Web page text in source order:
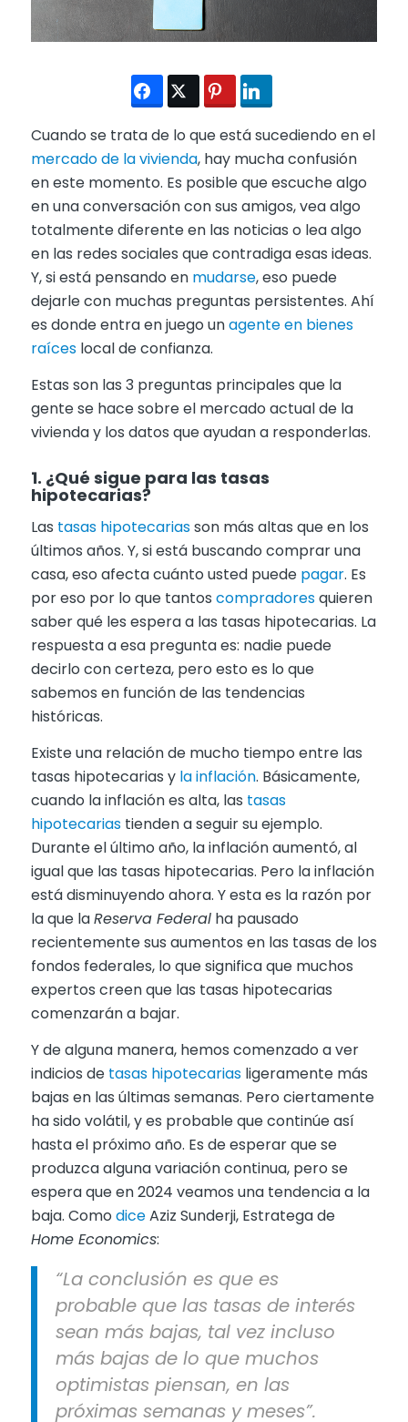
Cuando se trata de lo que está sucediendo en el
mercado de la vivienda, hay mucha confusión
en este momento. Es posible que escuche algo
en una conversación con sus amigos, vea algo
totalmente diferente en las noticias o lea algo
en las redes sociales que contradiga esas ideas.
Y, si está pensando en mudarse, eso puede
dejarle con muchas preguntas persistentes. Ahí
es donde entra en juego unagente en bienes
raíceslocal de confianza.
Estas son las 3 preguntas principales que la
gente se hace sobre el mercado actual de la
vivienda y los datos que ayudan a responderlas.
1. ¿Qué sigue para las tasas
hipotecarias?
Las tasas hipotecariasson más altas que en los
últimos años. Y, si está buscando comprar una
casa, eso afecta cuánto usted puede pagar. Es
por eso por lo que tantos compradoresquieren
saber qué les espera a las tasas hipotecarias. La
respuesta a esa pregunta es: nadie puede
decirlo con certeza, pero esto es lo que
sabemos en función de las tendencias
históricas.
Existe una relación de mucho tiempo entre las
tasas hipotecarias y la inflación. Básicamente,
cuando la inflación es alta, las tasas
hipotecariastienden a seguir su ejemplo.
Durante el último año, la inflación aumentó, al
igual que las tasas hipotecarias. Pero la inflación
está disminuyendo ahora. Y esta es la razón por
la que laReserva Federalha pausado
recientemente sus aumentos en las tasas de los
fondos federales, lo que significa que muchos
expertos creen que las tasas hipotecarias
comenzarán a bajar.
Y de alguna manera, hemos comenzado a ver
indicios de tasas hipotecariasligeramente más
bajas en las últimas semanas. Pero ciertamente
ha sido volátil, y es probable que continúe así
hasta el próximo año. Es de esperar que se
produzca alguna variación continua, pero se
espera que en 2024 veamos una tendencia a la
baja. Como diceAziz Sunderji, Estratega de
Home Economics:
“La conclusión es que es
probable que las tasas de interés
sean más bajas, tal vez incluso
más bajas de lo que muchos
optimistas piensan, en las
próximas semanas y meses”.